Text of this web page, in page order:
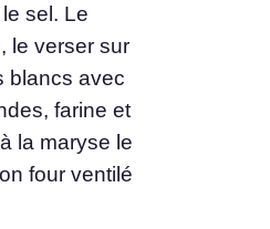
sel. Le
le verser sur
blancs avec
farine et
la maryse le
four ventilé